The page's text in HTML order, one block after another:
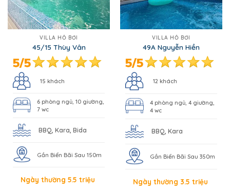
VILLA HỒ BƠI
45/15 Thùy Vân
15 khách
6 phòng ngủ, 10 giường,
7 wc
BBQ, Kara, Bida
Gần Biển Bãi Sau 150m
Ngày thường 5.5 triệu
VILLA HỒ BƠI
49A Nguyễn Hiền
12 khách
4 phòng ngủ, 4 giường,
4 wc
BBQ, Kara
Gần Biển Bãi Sau 350m
Ngày thường 3.5 triệu